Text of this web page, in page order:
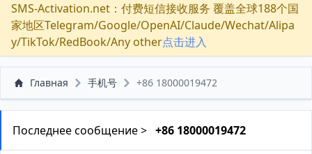
SMS-Activation.net：付费短信接收服务 覆盖全球188个国
家地区Telegram/Google/OpenAI/Claude/Wechat/Alipa
y/TikTok/RedBook/Any other点击进入
Главная 手机号 +86 18000019472
Последнее сообщение > +86 18000019472